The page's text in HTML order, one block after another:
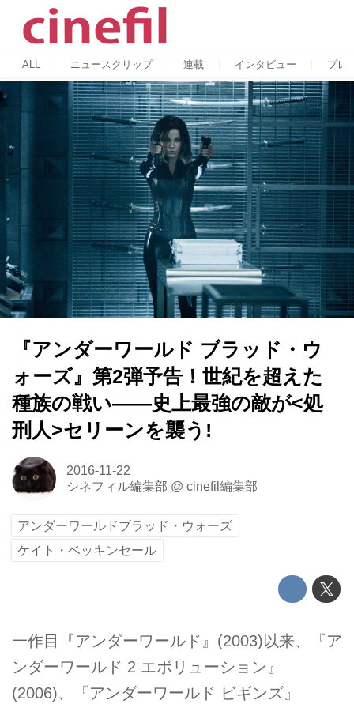
ALL ニュースクリップ 連載 インタビュー プレ
『アンダーワールド ブラッド・ウ
ォーズ』第2弾予告！世紀を超えた
種族の戦い――史上最強の敵が<処
刑人>セリーンを襲う!
2016-11-22
シネフィル編集部 @ cinefil編集部
アンダーワールドブラッド・ウォーズ
ケイト・ベッキンセール
一作目『アンダーワールド』(2003)以来、『ア
ンダーワールド 2 エボリューション』
(2006)、『アンダーワールド ビギンズ』